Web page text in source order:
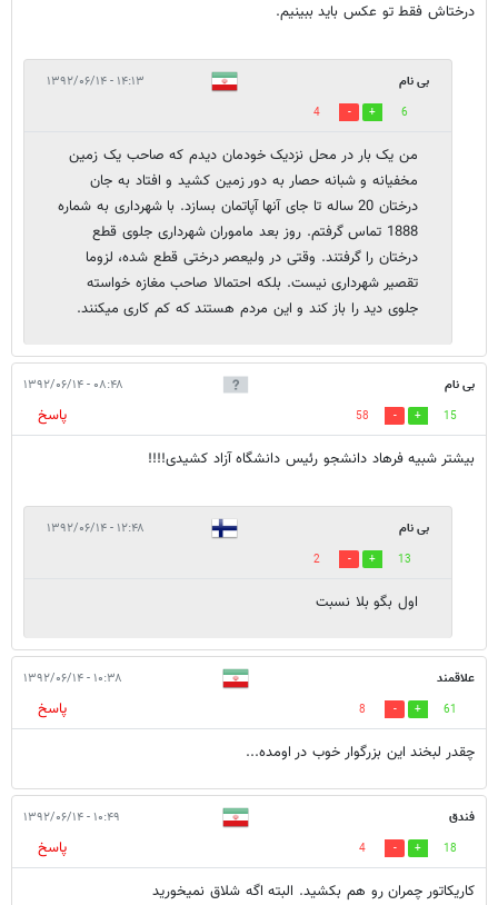
درختاش فقط تو عکس باید ببینیم.
بی نام ۱۴:۱۳ - ۱۳۹۲/۰۶/۱۴
6
4
من یک بار در محل نزدیک خودمان دیدم که صاحب یک زمین
مخفیانه و شبانه حصار به دور زمین کشید و افتاد به جان
درختان 20 ساله تا جای آنها آپاتمان بسازد. با شهرداری به شماره
1888 تماس گرفتم. روز بعد ماموران شهرداری جلوی قطع
درختان را گرفتند. وقتی در ولیعصر درختی قطع شده، لزوما
تقصیر شهرداری نیست. بلکه احتمالا صاحب مغازه خواسته
جلوی دید را باز کند و این مردم هستند که کم کاری میکنند.
بی نام ۰۸:۴۸ - ۱۳۹۲/۰۶/۱۴
15
58
پاسخ
بیشتر شبیه فرهاد دانشجو رئیس دانشگاه آزاد کشیدی!!!!
بی نام ۱۲:۴۸ - ۱۳۹۲/۰۶/۱۴
13
2
اول بگو بلا نسبت
علاقمند ۱۰:۳۸ - ۱۳۹۲/۰۶/۱۴
61
8
پاسخ
چقدر لبخند این بزرگوار خوب در اومده...
فندق ۱۰:۴۹ - ۱۳۹۲/۰۶/۱۴
18
4
پاسخ
کاریکاتور چمران رو هم بکشید. البته اگه شلاق نمیخورید